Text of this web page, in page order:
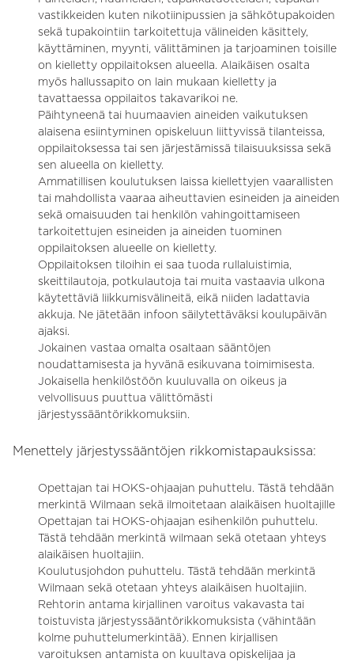
vastikkeiden kuten nikotiinipussien ja sähkötupakoiden
sekä tupakointiin tarkoitettuja välineiden käsittely,
käyttäminen, myynti, välittäminen ja tarjoaminen toisille
on kielletty oppilaitoksen alueella. Alaikäisen osalta
myös hallussapito on lain mukaan kielletty ja
tavattaessa oppilaitos takavarikoi ne.
Päihtyneenä tai huumaavien aineiden vaikutuksen
alaisena esiintyminen opiskeluun liittyvissä tilanteissa,
oppilaitoksessa tai sen järjestämissä tilaisuuksissa sekä
sen alueella on kielletty.
Ammatillisen koulutuksen laissa kiellettyjen vaarallisten
tai mahdollista vaaraa aiheuttavien esineiden ja aineiden
sekä omaisuuden tai henkilön vahingoittamiseen
tarkoitettujen esineiden ja aineiden tuominen
oppilaitoksen alueelle on kielletty.
Oppilaitoksen tiloihin ei saa tuoda rullaluistimia,
skeittilautoja, potkulautoja tai muita vastaavia ulkona
käytettäviä liikkumisvälineitä, eikä niiden ladattavia
akkuja. Ne jätetään infoon säilytettäväksi koulupäivän
ajaksi.
Jokainen vastaa omalta osaltaan sääntöjen
noudattamisesta ja hyvänä esikuvana toimimisesta.
Jokaisella henkilöstöön kuuluvalla on oikeus ja
velvollisuus puuttua välittömästi
järjestyssääntörikkomuksiin.
Menettely järjestyssääntöjen rikkomistapauksissa:
Opettajan tai HOKS-ohjaajan puhuttelu. Tästä tehdään
merkintä Wilmaan sekä ilmoitetaan alaikäisen huoltajille
Opettajan tai HOKS-ohjaajan esihenkilön puhuttelu.
Tästä tehdään merkintä wilmaan sekä otetaan yhteys
alaikäisen huoltajiin.
Koulutusjohdon puhuttelu. Tästä tehdään merkintä
Wilmaan sekä otetaan yhteys alaikäisen huoltajiin.
Rehtorin antama kirjallinen varoitus vakavasta tai
toistuvista järjestyssääntörikkomuksista (vähintään
kolme puhuttelumerkintää). Ennen kirjallisen
varoituksen antamista on kuultava opiskelijaa ja